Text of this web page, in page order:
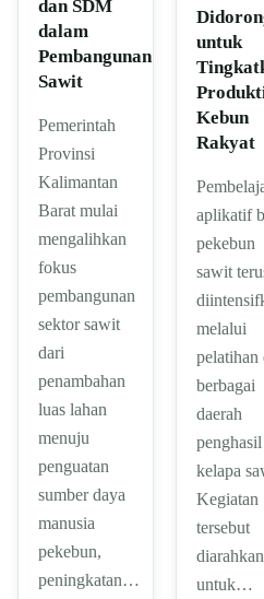
dan SDM
dalam
Pembangunan
Sawit
Pemerintah
Provinsi
Kalimantan
Barat mulai
mengalihkan
fokus
pembangunan
sektor sawit
dari
penambahan
luas lahan
menuju
penguatan
sumber daya
manusia
pekebun,
peningkatan…
untuk
Kebun
Rakyat
aplikatif
pekebun
sawit
melalui
pelatihan
berbagai
daerah
penghasil
kelapa
Kegiatan
tersebut
diarahkan
untuk…